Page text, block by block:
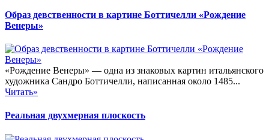
Образ девственности в картине Боттичелли «Рождение
Венеры»
«Рождение Венеры» — одна из знаковых картин итальянского
художника Сандро Боттичелли, написанная около 1485...
Читать»
Реальная двухмерная плоскость